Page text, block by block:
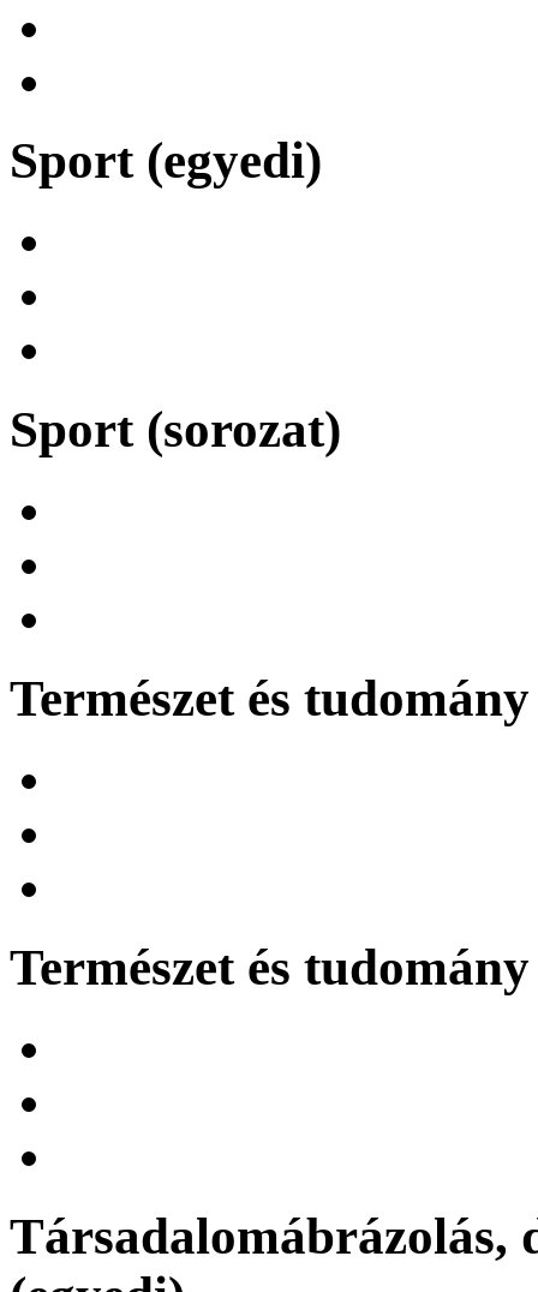
Sport (egyedi)
Sport (sorozat)
Természet és
Természet és
Társadalomábrázolás,